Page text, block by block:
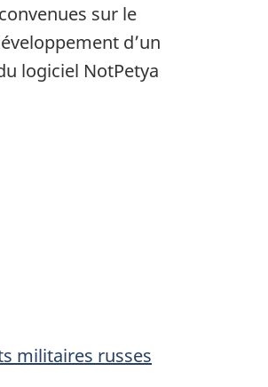
sur le
d’un
logiciel NotPetya
militaires russes